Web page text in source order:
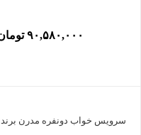
۹۰,۵۸۰,۰۰۰ تومان
سرویس خواب دونفره مدرن برند